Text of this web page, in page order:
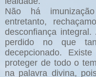
Não há
entretanto,
desconfiança
perdido no que
decepcionado.
proteger de todo o
na palavra divina,